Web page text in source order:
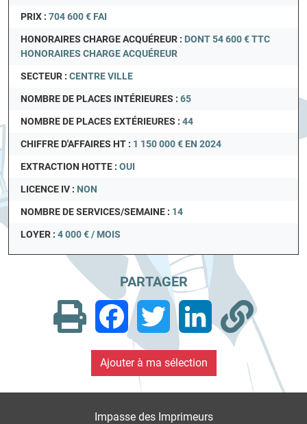
PRIX : 704 600 € FAI
HONORAIRES CHARGE ACQUÉREUR : DONT 54 600 € TTC
HONORAIRES CHARGE ACQUÉREUR
SECTEUR : CENTRE VILLE
NOMBRE DE PLACES INTÉRIEURES : 65
NOMBRE DE PLACES EXTÉRIEURES : 44
CHIFFRE D'AFFAIRES HT : 1 150 000 € EN 2024
EXTRACTION HOTTE : OUI
LICENCE IV : NON
NOMBRE DE SERVICES/SEMAINE : 14
LOYER : 4 000 € / MOIS
PARTAGER
Facebook Twitter LinkedIn
Impasse des Imprimeurs